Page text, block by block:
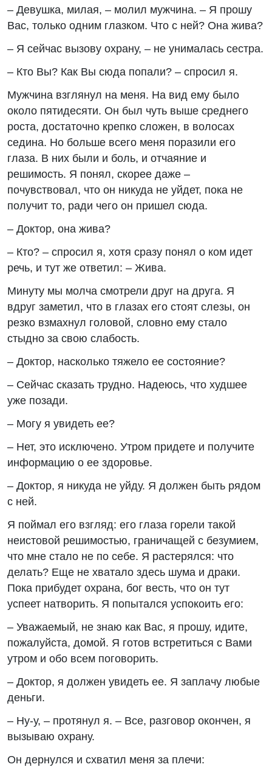
– Девушка, милая, – молил мужчина. – Я прошу
Вас, только одним глазком. Что с ней? Она жива?
– Я сейчас вызову охрану, – не унималась сестра.
– Кто Вы? Как Вы сюда попали? – спросил я.
Мужчина взглянул на меня. На вид ему было
около пятидесяти. Он был чуть выше среднего
роста, достаточно крепко сложен, в волосах
седина. Но больше всего меня поразили его
глаза. В них были и боль, и отчаяние и
решимость. Я понял, скорее даже –
почувствовал, что он никуда не уйдет, пока не
получит то, ради чего он пришел сюда.
– Доктор, она жива?
– Кто? – спросил я, хотя сразу понял о ком идет
речь, и тут же ответил: – Жива.
Минуту мы молча смотрели друг на друга. Я
вдруг заметил, что в глазах его стоят слезы, он
резко взмахнул головой, словно ему стало
стыдно за свою слабость.
– Доктор, насколько тяжело ее состояние?
– Сейчас сказать трудно. Надеюсь, что худшее
уже позади.
– Могу я увидеть ее?
– Нет, это исключено. Утром придете и получите
информацию о ее здоровье.
– Доктор, я никуда не уйду. Я должен быть рядом
с ней.
Я поймал его взгляд: его глаза горели такой
неистовой решимостью, граничащей с безумием,
что мне стало не по себе. Я растерялся: что
делать? Еще не хватало здесь шума и драки.
Пока прибудет охрана, бог весть, что он тут
успеет натворить. Я попытался успокоить его:
– Уважаемый, не знаю как Вас, я прошу, идите,
пожалуйста, домой. Я готов встретиться с Вами
утром и обо всем поговорить.
– Доктор, я должен увидеть ее. Я заплачу любые
деньги.
– Ну-у, – протянул я. – Все, разговор окончен, я
вызываю охрану.
Он дернулся и схватил меня за плечи: